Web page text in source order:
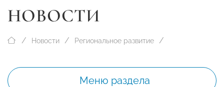
НОВОСТИ
Новости Региональное развитие
Меню раздела